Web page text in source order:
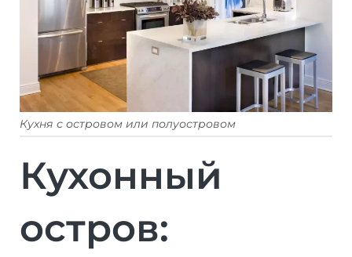
Кухня с островом или полуостровом
Кухонный
остров: